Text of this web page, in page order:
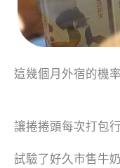
這幾個月外宿的機
讓捲捲頭每次打包
試驗了好久市售牛